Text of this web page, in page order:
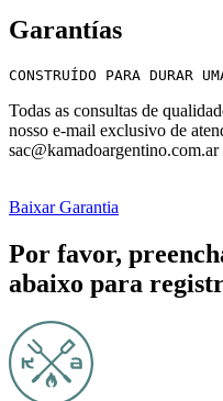
Garantías
CONSTRUÍDO PARA DURAR
Todas as consultas de
nosso e-mail exclusivo de
sac@kamadoargentino.com.ar
Baixar Garantia
Por favor,
abaixo para